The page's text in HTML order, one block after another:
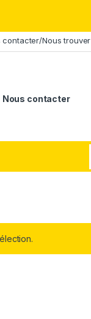
contacter/Nous trouver
Nous contacter